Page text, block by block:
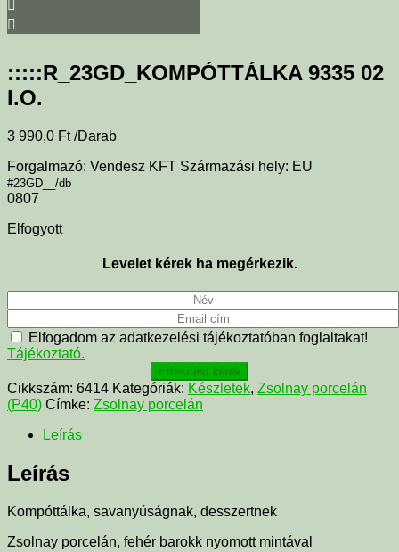
:::::R_23GD_KOMPÓTTÁLKA 9335 02
I.O.
3 990,0 Ft /Darab
Forgalmazó: Vendesz KFT Származási hely: EU
#23GD__/db
0807
Elfogyott
Levelet kérek ha megérkezik.
Elfogadom az adatkezelési tájékoztatóban foglaltakat!
Tájékoztató.
Értesítést kérek
Cikkszám: 6414 Kategóriák: Készletek, Zsolnay porcelán
(P40) Címke: Zsolnay porcelán
Leírás
Leírás
Kompóttálka, savanyúságnak, desszertnek
Zsolnay porcelán, fehér barokk nyomott mintával